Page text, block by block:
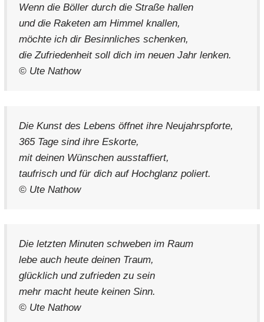
Wenn die Böller durch die Straße hallen
und die Raketen am Himmel knallen,
möchte ich dir Besinnliches schenken,
die Zufriedenheit soll dich im neuen Jahr lenken.
© Ute Nathow
Die Kunst des Lebens öffnet ihre Neujahrspforte,
365 Tage sind ihre Eskorte,
mit deinen Wünschen ausstaffiert,
taufrisch und für dich auf Hochglanz poliert.
© Ute Nathow
Die letzten Minuten schweben im Raum
lebe auch heute deinen Traum,
glücklich und zufrieden zu sein
mehr macht heute keinen Sinn.
© Ute Nathow